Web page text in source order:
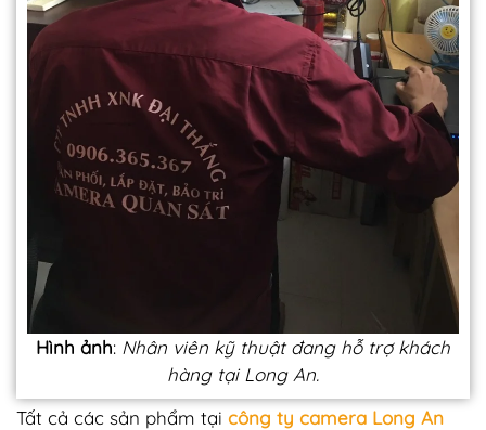
Hình ảnh: Nhân viên kỹ thuật đang hỗ trợ khách
hàng tại Long An.
Tất cả các sản phẩm tại công ty camera Long An